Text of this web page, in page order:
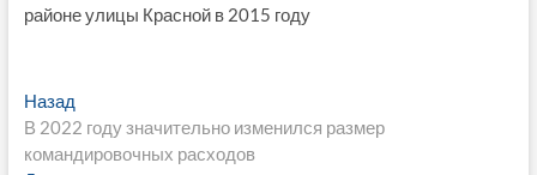
районе улицы Красной в 2015 году
Навигация
по
НазадПредыдущая
запись:
В 2022 году значительно изменился размер
командировочных расходов